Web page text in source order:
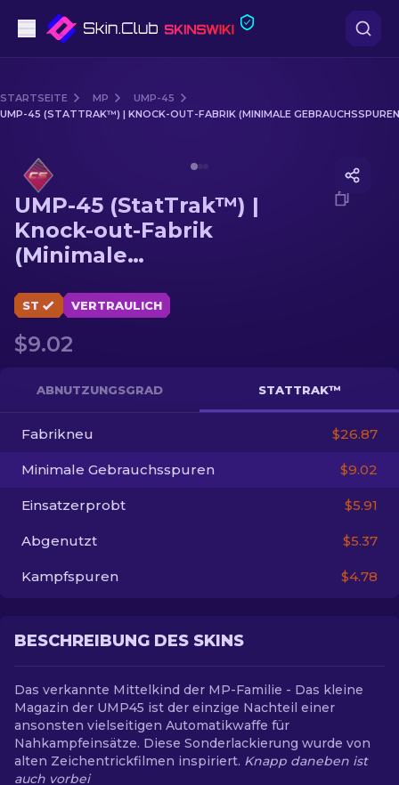
Mittelklasse
Scharfschützengewehr
Messer
Handschuh
Kisten
Andere
DE
STARTSEITE MP
UMP-45
UMP-45 (STATTRAK™) | KNOCK-OUT-FABRIK (MINIMALE
UMP-45 (StatTrak™) |
Knock-out-Fabrik
(Minimale
ST VERTRAULICH
$9.02
ABNUTZUNGSGRAD STATTRAK™
Fabrikneu $26.87
Minimale Gebrauchsspuren $9.02
Einsatzerprobt $5.91
Abgenutzt $5.37
Kampfspuren $4.78
BESCHREIBUNG DES SKINS
Das verkannte Mittelkind der MP-Familie - Das kleine
Magazin der UMP45 ist der einzige Nachteil einer
ansonsten vielseitigen Automatikwaffe für
Nahkampfeinsätze. Diese Sonderlackierung wurde von
alten Zeichentrickfilmen inspiriert. Knapp daneben ist
auch vorbei